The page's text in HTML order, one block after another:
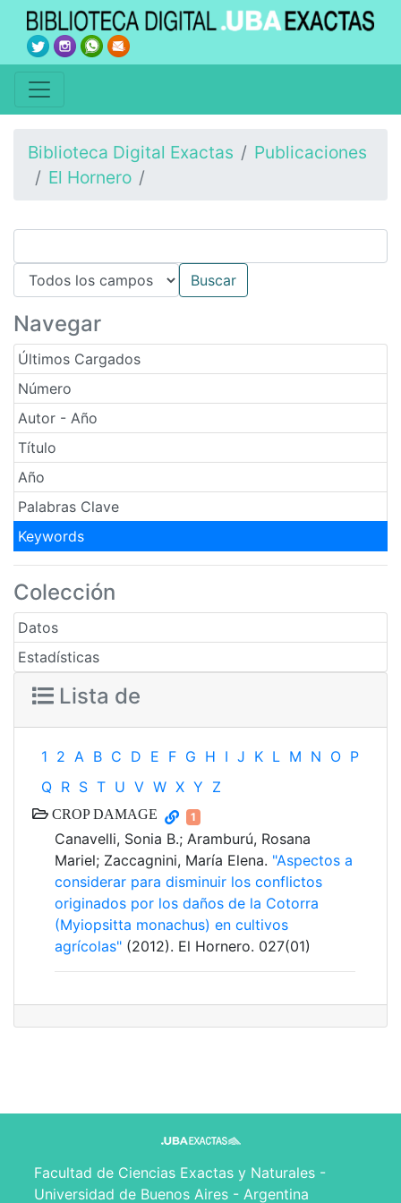
Biblioteca Digital Exactas
Publicaciones
El Hornero
Navegar
Últimos Cargados
Número
Autor - Año
Título
Año
Palabras Clave
Keywords
Colección
Datos
Estadísticas
Lista de
1 2 A B C D E F G H I J K L M N O P
Q R S T U V W X Y Z
CROP DAMAGE 1
Canavelli, Sonia B.; Aramburú, Rosana
Mariel; Zaccagnini, María Elena. "Aspectos a
considerar para disminuir los conflictos
originados por los daños de la Cotorra
(Myiopsitta monachus) en cultivos
agrícolas" (2012). El Hornero. 027(01)
Facultad de Ciencias Exactas y Naturales -
Universidad de Buenos Aires - Argentina